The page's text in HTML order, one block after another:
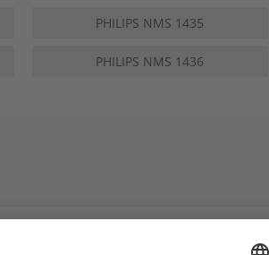
PHILIPS NMS 1435
PHILIPS NMS 1436